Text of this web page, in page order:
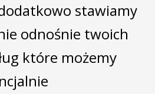
stawiamy
odnośnie twoich
które możemy